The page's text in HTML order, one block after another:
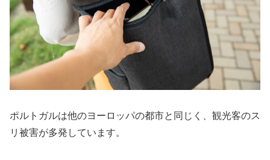
ポルトガルは他のヨーロッパの都市と同じく、観光客のス
リ被害が多発しています。